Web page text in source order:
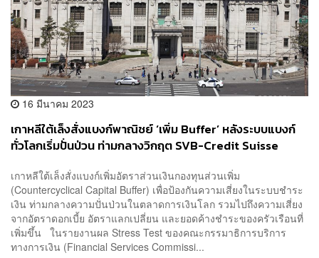
16 มีนาคม 2023
เกาหลีใต้เล็งสั่งแบงก์พาณิชย์ ‘เพิ่ม Buffer’ หลังระบบแบงก์
ทั่วโลกเริ่มปั่นป่วน ท่ามกลางวิกฤต SVB-Credit Suisse
เกาหลีใต้เล็งสั่งแบงก์เพิ่มอัตราส่วนเงินกองทุนส่วนเพิ่ม
(Countercyclical Capital Buffer) เพื่อป้องกันความเสี่ยงในระบบชำระ
เงิน ท่ามกลางความปั่นป่วนในตลาดการเงินโลก รวมไปถึงความเสี่ยง
จากอัตราดอกเบี้ย อัตราแลกเปลี่ยน และยอดค้างชำระของครัวเรือนที่
เพิ่มขึ้น ในรายงานผล Stress Test ของคณะกรรมาธิการบริการ
ทางการเงิน (Financial Services Commissi...